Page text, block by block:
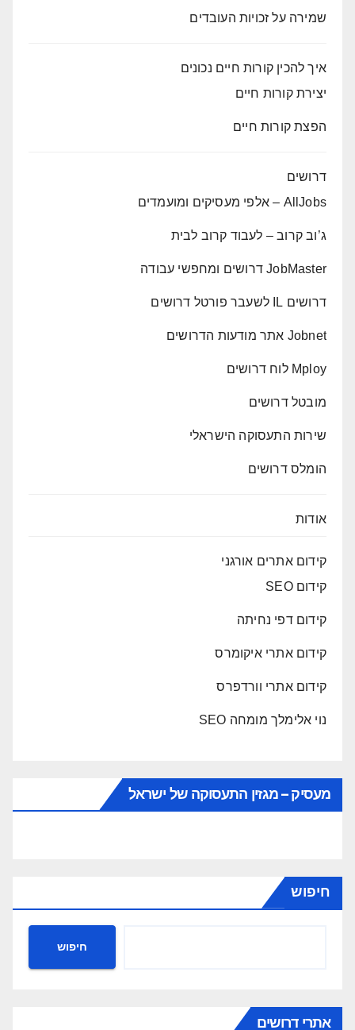
שמירה על זכויות העובדים
איך להכין קורות חיים נכונים
יצירת קורות חיים
הפצת קורות חיים
דרושים
AllJobs – אלפי מעסיקים ומועמדים
ג’וב קרוב – לעבוד קרוב לבית
JobMaster דרושים ומחפשי עבודה
דרושים IL לשעבר פורטל דרושים
Jobnet אתר מודעות הדרושים
Mploy לוח דרושים
מובטל דרושים
שירות התעסוקה הישראלי
הומלס דרושים
אודות
קידום אתרים אורגני
קידום SEO
קידום דפי נחיתה
קידום אתרי איקומרס
קידום אתרי וורדפרס
נוי אלימלך מומחה SEO
מעסיק – מגזין התעסוקה של ישראל
חיפוש
חיפוש
אתרי דרושים